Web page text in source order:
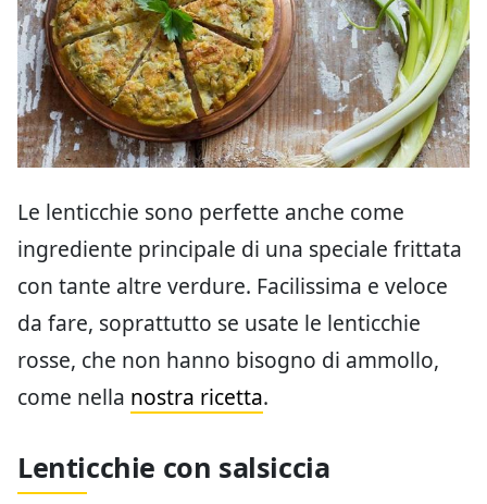
Le lenticchie sono perfette anche come
ingrediente principale di una speciale frittata
con tante altre verdure. Facilissima e veloce
da fare, soprattutto se usate le lenticchie
rosse, che non hanno bisogno di ammollo,
come nella nostra ricetta.
Lenticchie con salsiccia